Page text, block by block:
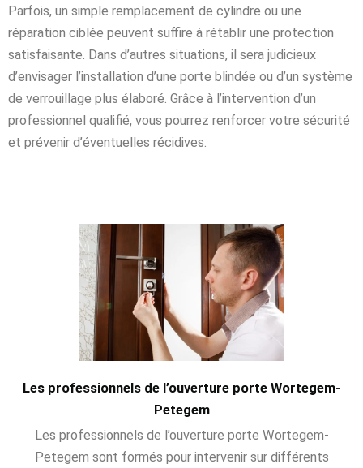
Parfois, un simple remplacement de cylindre ou une
réparation ciblée peuvent suffire à rétablir une protection
satisfaisante. Dans d’autres situations, il sera judicieux
d’envisager l’installation d’une porte blindée ou d’un système
de verrouillage plus élaboré. Grâce à l’intervention d’un
professionnel qualifié, vous pourrez renforcer votre sécurité
et prévenir d’éventuelles récidives.
Les professionnels de l’ouverture porte Wortegem-
Petegem
Les professionnels de l’ouverture porte Wortegem-
Petegem sont formés pour intervenir sur différents